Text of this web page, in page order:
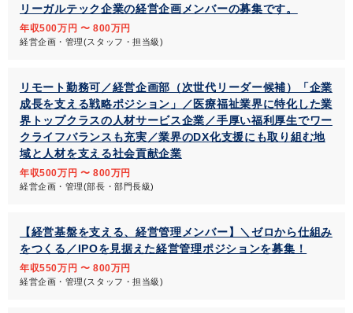
リーガルテック企業の経営企画メンバーの募集です。
年収500万円 〜 800万円
経営企画・管理(スタッフ・担当級)
リモート勤務可／経営企画部（次世代リーダー候補）「企業
成長を支える戦略ポジション」／医療福祉業界に特化した業
界トップクラスの人材サービス企業／手厚い福利厚生でワー
クライフバランスも充実／業界のDX化支援にも取り組む地
域と人材を支える社会貢献企業
年収500万円 〜 800万円
経営企画・管理(部長・部門長級)
【経営基盤を支える、経営管理メンバー】＼ゼロから仕組み
をつくる／IPOを見据えた経営管理ポジションを募集！
年収550万円 〜 800万円
経営企画・管理(スタッフ・担当級)